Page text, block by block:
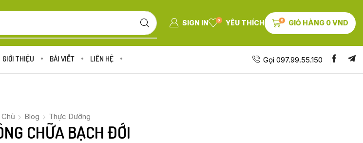
SIGN IN 0 YÊU THÍCH 0 GIỎ HÀNG 0VND
GIỚI THIỆU BÀI VIẾT LIÊN HỆ Gọi 097.99.55.150
Blog Thực Dưỡng
CHỮA BẠCH ĐỚI